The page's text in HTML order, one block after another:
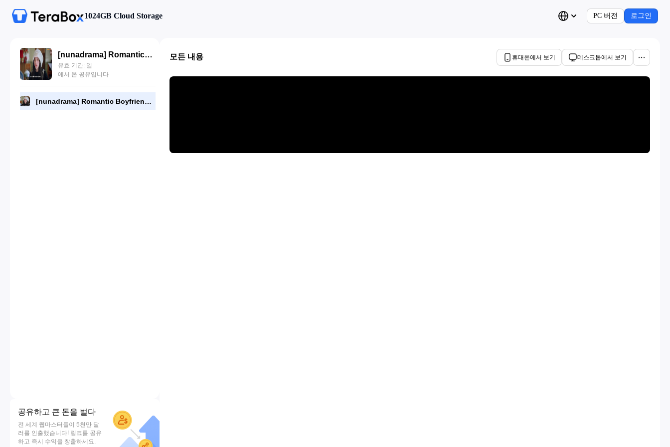
1024GB Cloud Storage PC 버전 로그인
[nunadrama] Romantic Boyfriend Episode 7.480p.mp4
유효 기간: 일
에서 온 공유입니다
[nunadrama] Romantic Boyfriend Episode 7.480p.mp4
공유하고 큰 돈을 벌다
전 세계 웹마스터들이 5천만 달
러를 인출했습니다! 링크를 공유
하고 즉시 수익을 창출하세요.
모든 내용 휴대폰에서 보기 데스크톱에서 보기